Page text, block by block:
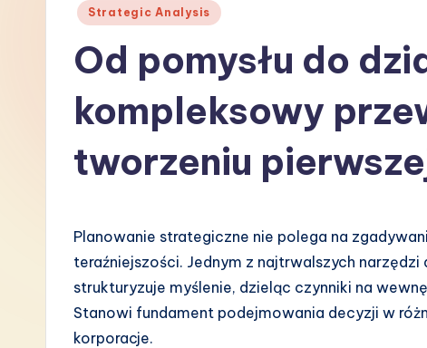
Posted
Strategic Analysis
Od pomysłu do
kompleksowy
tworzeniu
Planowanie strategiczne nie polega na
teraźniejszości. Jednym z najtrwalszych
strukturyzuje myślenie, dzieląc czynniki na
Stanowi fundament podejmowania decyzji w
korporacje.